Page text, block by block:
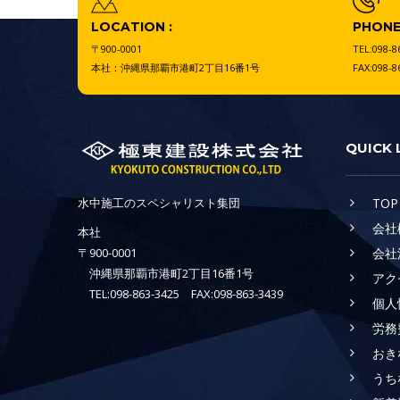
LOCATION :
〒900-0001
本社：沖縄県那覇市港町2丁目16番1号
TEL:098-
FAX:098-
水中施工のスペシャリスト集団
本社
〒900-0001
沖縄県那覇市港町2丁目16番1号
TEL:098-863-3425 FAX:098-863-3439
QUICK
TOP
会
会
ア
個
労
お
う